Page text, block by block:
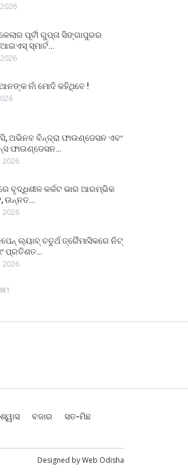
ପୂର୍ବୀ ଗୁପ୍ତା ସିଙ୍ଗାପୁରର
ସ୍ମାର୍ଟ…
ନାଁ ମୋଦି କହିଥିବେ !
ଅଭିନବ ବିନ୍ଦ୍ରା ଫାଉଣ୍ଡେସନ ଏବଂ
ଫାଉଣ୍ଡେସନ…
2026
ବୃଦ୍ଧିଶୀଳ କର୍କଟ ଭାର ଆରମ୍ଭିକ
ଉନ୍ନତ…
2026
ଲ୍ୟାବ୍ ଚତୁର୍ଥ ତ୍ରୈମାସିକରେ ନିଟ୍
ପ୍ରତିଶତ…
2026
ବଜାର
ସତ-ମିଛ
Designed byWeb Odisha